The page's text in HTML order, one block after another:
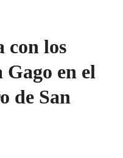
con los
Gago en el
de San